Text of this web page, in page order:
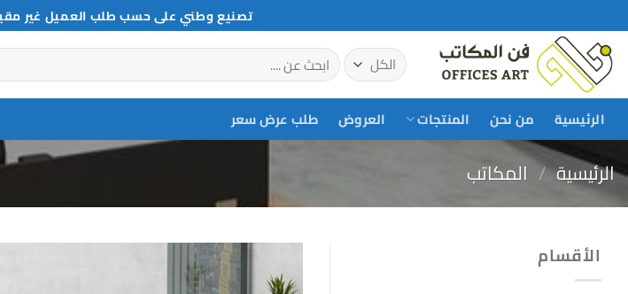
للمحتوى
تصنيع وطني على حسب طلب العميل غير
البحث
عن:
الرئيسية من نحن المنتجات العروض طلب عرض سعر
الرئيسية / المكاتب
الأقسام